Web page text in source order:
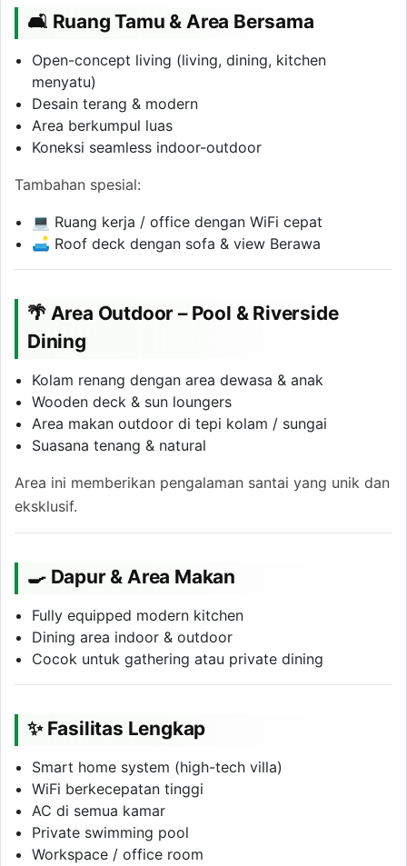
🛋 Ruang Tamu & Area Bersama
Open-concept living (living, dining, kitchen
menyatu)
Desain terang & modern
Area berkumpul luas
Koneksi seamless indoor-outdoor
Tambahan spesial:
💻 Ruang kerja / office dengan WiFi cepat
🛋 Roof deck dengan sofa & view Berawa
🌴 Area Outdoor – Pool & Riverside
Dining
Kolam renang dengan area dewasa & anak
Wooden deck & sun loungers
Area makan outdoor di tepi kolam / sungai
Suasana tenang & natural
Area ini memberikan pengalaman santai yang unik dan
eksklusif.
🍳 Dapur & Area Makan
Fully equipped modern kitchen
Dining area indoor & outdoor
Cocok untuk gathering atau private dining
✨ Fasilitas Lengkap
Smart home system (high-tech villa)
WiFi berkecepatan tinggi
AC di semua kamar
Private swimming pool
Workspace / office room